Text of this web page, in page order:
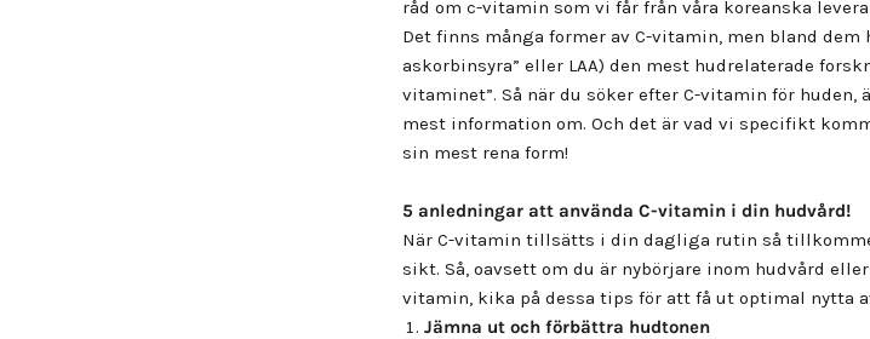
råd om c-vitamin som vi får från våra koreanska
Det finns många former av C-vitamin, men bland dem
askorbinsyra” eller LAA) den mest hudrelaterade
vitaminet”. Så när du söker efter C-vitamin för
mest information om. Och det är vad vi specifikt
sin mest rena form!
5 anledningar att använda C-vitamin i din hudvård!
När C-vitamin tillsätts i din dagliga rutin så
sikt. Så, oavsett om du är nybörjare inom hudvård
vitamin, kika på dessa tips för att få ut optimal nytta
Jämna ut och förbättra hudtonen